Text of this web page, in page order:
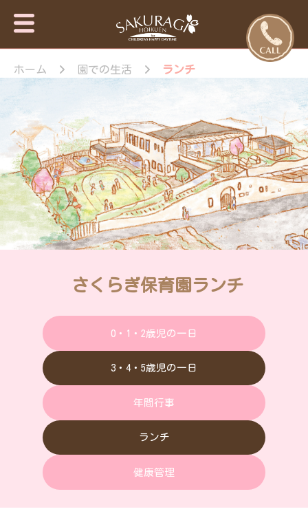
保育園・東
京日の出
町・あきる
らぎ保育
園】
について · 園施
設のご案内 · 保
案内 · 未就園児
教室 · 園のいち
日 · 年間行事 ·
さくらぎ保育園
だより · さくら
ぎ保育園 。子
ども達はもちろ
ん私達大人も認
められ、認め合
が繋がって生き
伝えていきたい
と思っていま
ホーム 園での生活 ランチ
さくらぎ保育園ランチ
0・1・2歳児の一日
3・4・5歳児の一日
年間行事
ランチ
健康管理